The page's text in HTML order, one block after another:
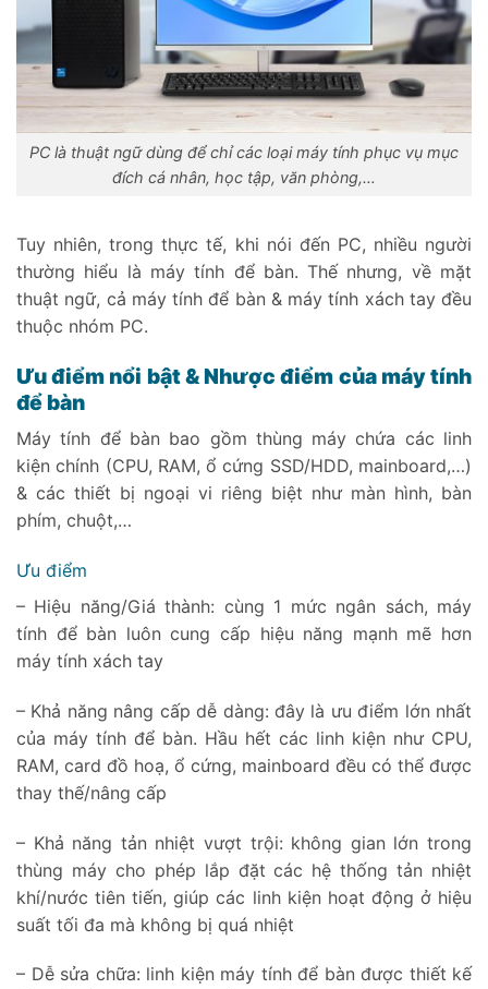
PC là thuật ngữ dùng để chỉ các loại máy tính phục vụ mục
đích cá nhân, học tập, văn phòng,…
Tuy nhiên, trong thực tế, khi nói đến PC, nhiều người
thường hiểu là máy tính để bàn. Thế nhưng, về mặt
thuật ngữ, cả máy tính để bàn & máy tính xách tay đều
thuộc nhóm PC.
Ưu điểm nổi bật & Nhược điểm của máy tính
để bàn
Máy tính để bàn bao gồm thùng máy chứa các linh
kiện chính (CPU, RAM, ổ cứng SSD/HDD, mainboard,…)
& các thiết bị ngoại vi riêng biệt như màn hình, bàn
phím, chuột,…
Ưu điểm
– Hiệu năng/Giá thành: cùng 1 mức ngân sách, máy
tính để bàn luôn cung cấp hiệu năng mạnh mẽ hơn
máy tính xách tay
– Khả năng nâng cấp dễ dàng: đây là ưu điểm lớn nhất
của máy tính để bàn. Hầu hết các linh kiện như CPU,
RAM, card đồ hoạ, ổ cứng, mainboard đều có thể được
thay thế/nâng cấp
– Khả năng tản nhiệt vượt trội: không gian lớn trong
thùng máy cho phép lắp đặt các hệ thống tản nhiệt
khí/nước tiên tiến, giúp các linh kiện hoạt động ở hiệu
suất tối đa mà không bị quá nhiệt
– Dễ sửa chữa: linh kiện máy tính để bàn được thiết kế